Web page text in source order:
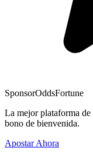
SponsorOddsFortune
La mejor plataforma de
bono de bienvenida.
Apostar Ahora